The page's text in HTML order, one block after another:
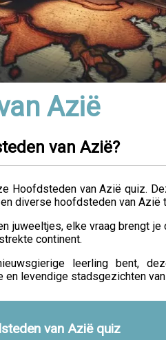
Azië
van Azië?
Hoofdsteden van Azië quiz.
diverse hoofdsteden van Azië
juweeltjes, elke vraag brengt je
continent.
leerling bent,
en levendige stadsgezichten
van Azië quiz